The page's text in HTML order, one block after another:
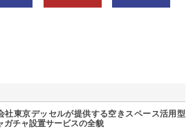
社東京デッセルが提供する空きスペース活用型
ガチャ設置サービスの全貌